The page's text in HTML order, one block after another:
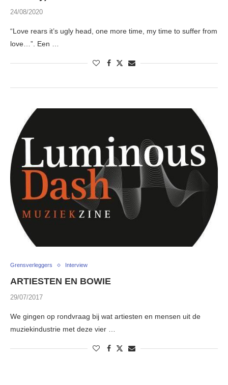
24/08/2020
“Love rears it’s ugly head, one more time, my time to suffer from
love…”. Een …
Grensverleggers Interview
ARTIESTEN EN BOWIE
29/07/2017
We gingen op rondvraag bij wat artiesten en mensen uit de
muziekindustrie met deze vier …